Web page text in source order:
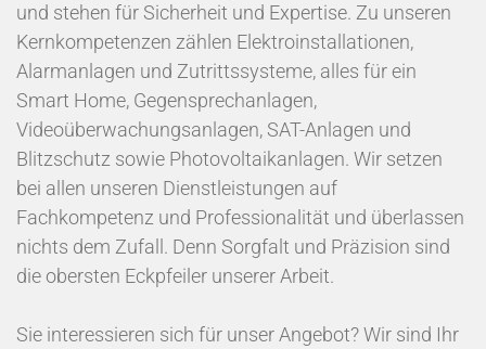
und stehen für Sicherheit und Expertise. Zu unseren
Kernkompetenzen zählen Elektroinstallationen,
Alarmanlagen und Zutrittssysteme, alles für ein
Smart Home, Gegensprechanlagen,
Videoüberwachungsanlagen, SAT-Anlagen und
Blitzschutz sowie Photovoltaikanlagen. Wir setzen
bei allen unseren Dienstleistungen auf
Fachkompetenz und Professionalität und überlassen
nichts dem Zufall. Denn Sorgfalt und Präzision sind
die obersten Eckpfeiler unserer Arbeit.
Sie interessieren sich für unser Angebot? Wir sind Ihr